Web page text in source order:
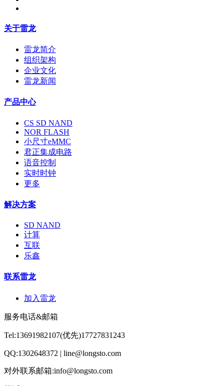
关于雷龙
雷龙简介
组织架构
企业文化
雷龙新闻
产品中心
CS SD NAND
NOR FLASH
小尺寸eMMC
君正集成电路
语音控制
实时时钟
更多
解决方案
SD NAND
计算
互联
乐鑫
联系雷龙
加入雷龙
服务电话&邮箱
Tel:13691982107(优先)17727831243
QQ:1302648372 | line@longsto.com
对外联系邮箱:info@longsto.com